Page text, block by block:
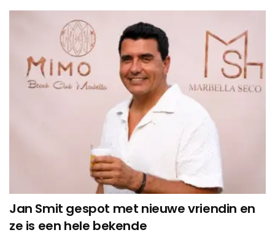
Jan Smit gespot met nieuwe vriendin en
ze is een hele bekende